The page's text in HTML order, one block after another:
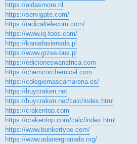
https://aidasmore.nl
https://servigate.com/
https://radicaltelecom.com/
https://www.iq-toos.com/
https://kanadasienada.pl
https://www.grzes-bus.pl
https://edicioneswanafrica.com
https://chemcorchemical.com
https://colegiomascamarena.es/
https://buycraken.net
https://buycraken.net/calc/index.html
https://crakentop.com
https://crakentop.com/calc/index.html
https://www.bunkertype.com/
https://www.adanergranada.org/